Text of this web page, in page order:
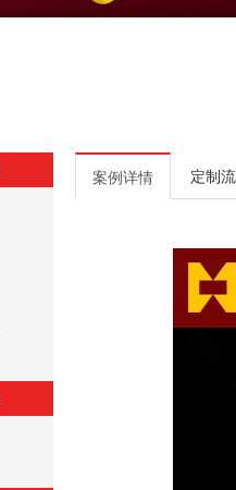
案例详情 定制